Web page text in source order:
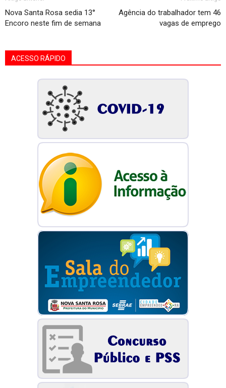
Nova Santa Rosa sedia 13°
Encoro neste fim de semana
Agência do trabalhador tem 46
vagas de emprego
ACESSO RÁPIDO